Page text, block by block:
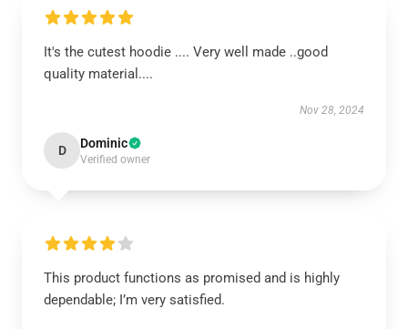
It's the cutest hoodie .... Very well made ..good
quality material....
Nov 28, 2024
D Dominic
Verified owner
This product functions as promised and is highly
dependable; I’m very satisfied.